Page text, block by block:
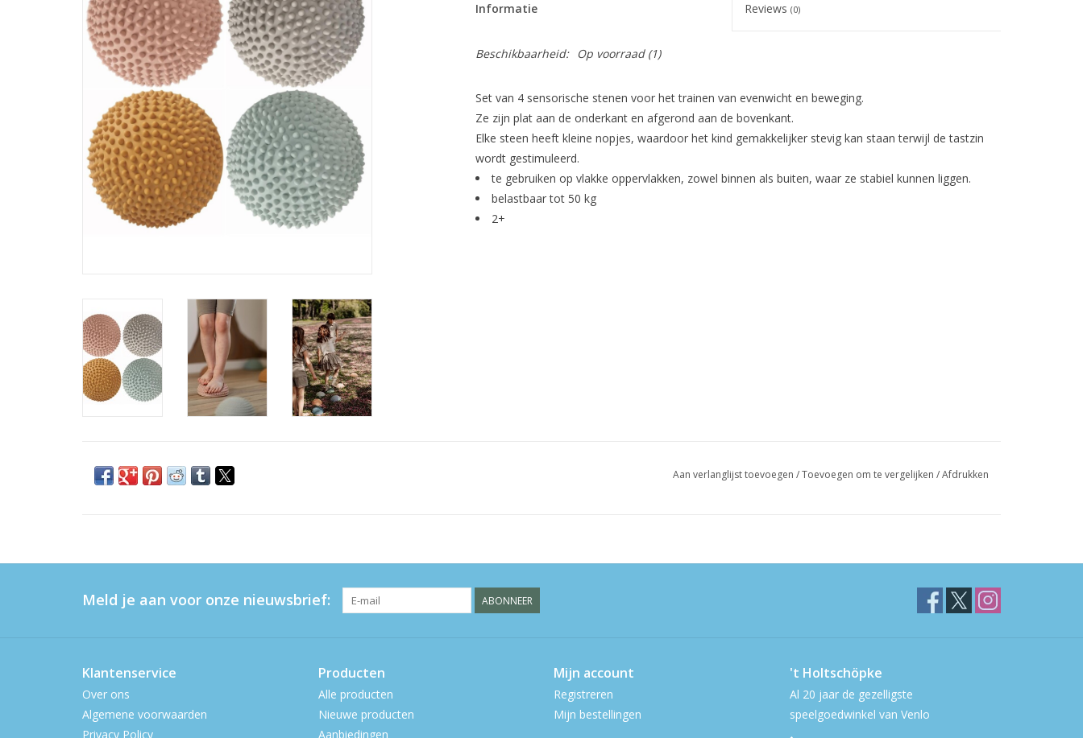
Informatie Reviews(0)
Beschikbaarheid: Op voorraad(1)
Set van 4 sensorische stenen voor het trainen van evenwicht en beweging.
Ze zijn plat aan de onderkant en afgerond aan de bovenkant.
Elke steen heeft kleine nopjes, waardoor het kind gemakkelijker stevig kan staan terwijl de tastzin
wordt gestimuleerd.
te gebruiken op vlakke oppervlakken, zowel binnen als buiten, waar ze stabiel kunnen liggen.
belastbaar tot 50 kg
2+
Aan verlanglijst toevoegen /Toevoegen om te vergelijken /Afdrukken
Meld je aan voor onze nieuwsbrief: ABONNEER
Klantenservice
Over ons
Algemene voorwaarden
Privacy Policy
Producten
Alle producten
Nieuwe producten
Aanbiedingen
Mijn account
Registreren
Mijn bestellingen
't Holtschöpke
Al 20 jaar de gezelligste
speelgoedwinkel van Venlo